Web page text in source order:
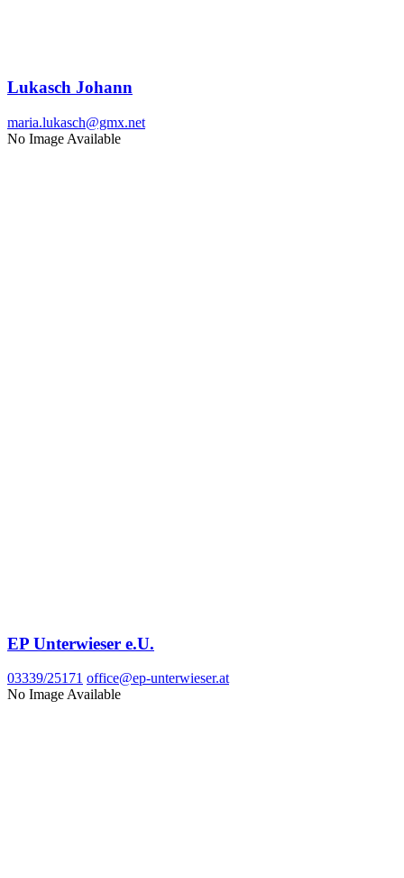
Lukasch Johann
maria.lukasch@gmx.net
No Image Available
EP Unterwieser e.U.
03339/25171 office@ep-unterwieser.at
No Image Available